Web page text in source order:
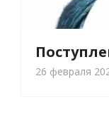
26 февраля